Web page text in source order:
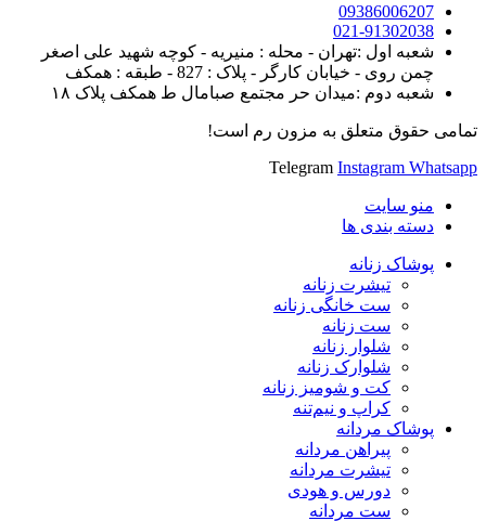
09386006207
021-91302038
شعبه اول :تهران - محله : منیریه - کوچه شهید علی اصغر
چمن روی - خیابان کارگر - پلاک : 827 - طبقه : همکف
شعبه دوم :میدان حر مجتمع صبامال ط همکف پلاک ۱۸
تمامی حقوق متعلق به مزون رم است!
Telegram Instagram Whatsapp
منو سایت
دسته بندی ها
پوشاک زنانه
تیشرت زنانه
ست خانگی زنانه
ست زنانه
شلوار زنانه
شلوارک زنانه
کت و شومیز زنانه
کراپ و نیم‌تنه
پوشاک مردانه
پیراهن مردانه
تیشرت مردانه
دورس و هودی
ست مردانه